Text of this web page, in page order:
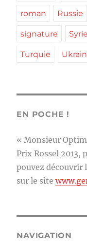
roman Russie
signature Syrie
Turquie
EN POCHE !
« Monsieur
Prix Rossel 2013,
pouvez découvrir
sur le site
NAVIGATION